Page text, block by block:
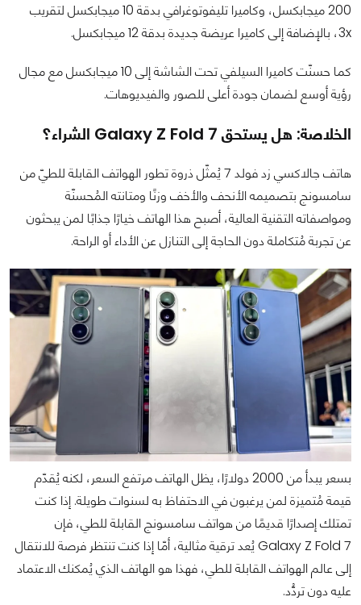
200 ميجابكسل، وكاميرا تليفوتوغرافي بدقة 10 ميجابكسل لتقريب
3x، بالإضافة إلى كاميرا عريضة جديدة بدقة 12 ميجابكسل.
كما حسنّت كاميرا السيلفي تحت الشاشة إلى 10 ميجابكسل مع مجال
رؤية أوسع لضمان جودة أعلى للصور والفيديوهات.
الخلاصة: هل يستحق Galaxy Z Fold 7 الشراء؟
هاتف جالاكسي زد فولد 7 يُمثّل ذروة تطور الهواتف القابلة للطيّ من
سامسونج بتصميمه الأنحف والأخف وزنًا ومتانته المُحسنّة
ومواصفاته التقنية العالية، أصبح هذا الهاتف خيارًا جذابًا لمن يبحثون
عن تجربة مُتكاملة دون الحاجة إلى التنازل عن الأداء أو الراحة.
بسعر يبدأ من 2000 دولارًا، يظل الهاتف مرتفع السعر، لكنه يُقدّم
قيمة مُتميزة لمن يرغبون في الاحتفاظ به لسنوات طويلة. إذا كنت
تمتلك إصدارًا قديمًا من هواتف سامسونج القابلة للطي، فإن
Galaxy Z Fold 7 يُعد ترقية مثالية، أمّا إذا كنت تنتظر فرصة للانتقال
إلى عالم الهواتف القابلة للطي، فهذا هو الهاتف الذي يُمكنك الاعتماد
عليه دون تردُّد.